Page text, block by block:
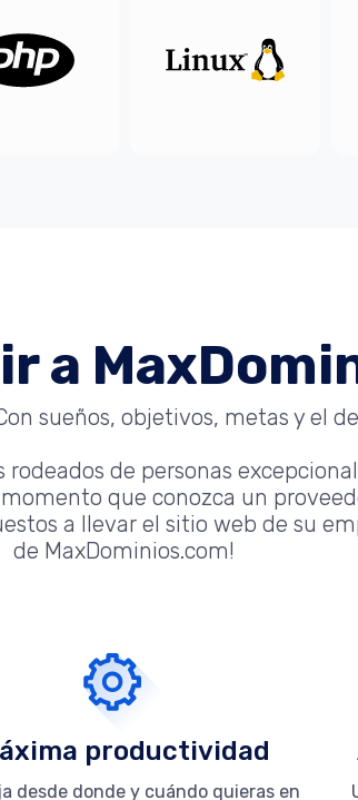
a
sueños, objetivos, metas y el
de personas
que conozca un
a llevar el sitio web de su
de MaxDominios.com!
productividad
desde donde y cuándo quieras en